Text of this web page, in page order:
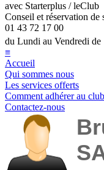
avec Starterplus / leClub
Conseil et réservation de
01 43 72 17 00
du Lundi au Vendredi
≡
Accueil
Qui sommes nous
Les services offerts
Comment adhérer au club
Contactez-nous